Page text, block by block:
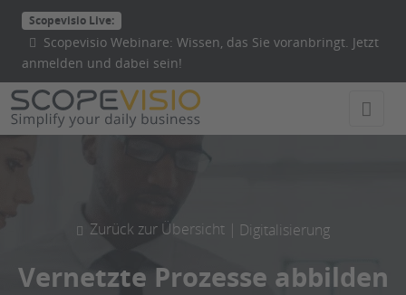
Direkt
zum
Inhalt
wechseln
Scopevisio Live:
Scopevisio Webinare: Wissen, das Sie voranbringt. Jetzt
anmelden und dabei sein!
Zurück zur Übersicht | Digitalisierung
Vernetzte Prozesse abbilden